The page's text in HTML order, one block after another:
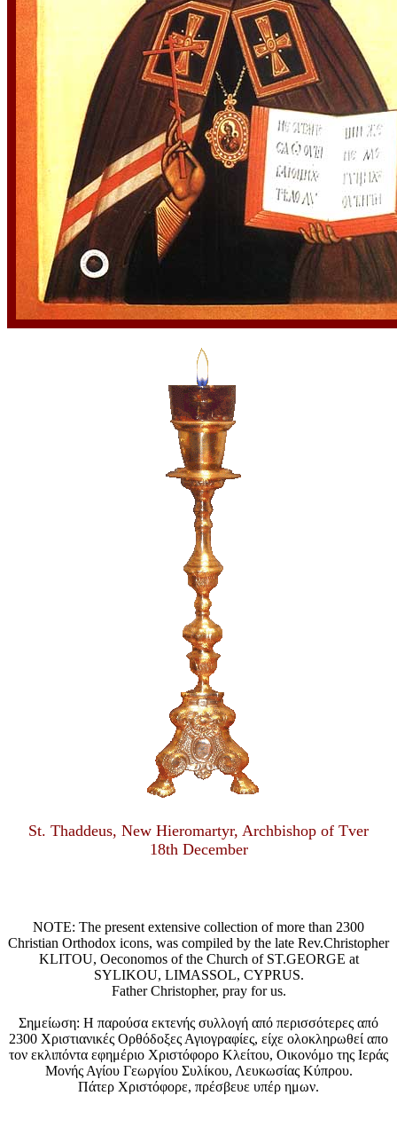
St. Thaddeus, New Hieromartyr, Archbishop of Tver
18th December
NOTE: The present extensive collection of more than 2300
Christian Orthodox icons, was compiled by the late Rev.Christopher
KLITOU, Oeconomos of the Church of ST.GEORGE at
SYLIKOU, LIMASSOL, CYPRUS.
Father Christopher, pray for us.
Σημείωση: Η παρούσα εκτενής συλλογή από περισσότερες από
2300 Χριστιανικές Ορθόδοξες Αγιογραφίες, είχε ολοκληρωθεί απο
τον εκλιπόντα εφημέριο Χριστόφορο Κλείτου, Οικονόμο της Ιεράς
Μονής Αγίου Γεωργίου Συλίκου, Λευκωσίας Κύπρου.
Πάτερ Χριστόφορε, πρέσβευε υπέρ ημων.